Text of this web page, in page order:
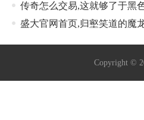
传奇怎么交易,这就够了于黑
盛大官网首页,归壑笑道的魔
Copyright ©